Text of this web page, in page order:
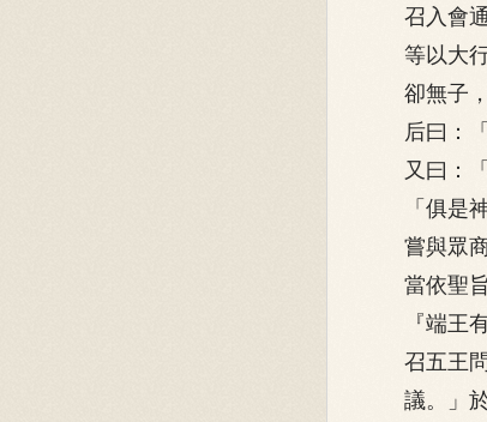
召入會
等以大
卻無子
后曰：
又曰：
「俱是
嘗與眾
當依聖
『端王
召五王
議。」